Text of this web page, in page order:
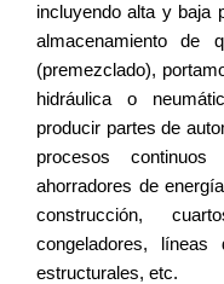
incluyendo alta y baja
almacenamiento
(premezclado),
hidráulica o
producir partes de
procesos
ahorradores de
construcción,
congeladores, líneas
estructurales, etc.